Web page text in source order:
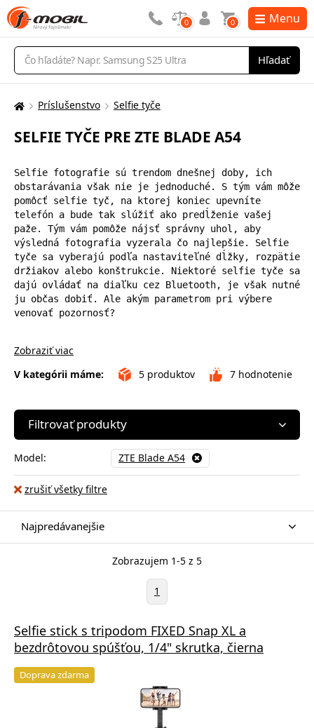
Vyhľadávanie
Hľadať
0 0 Menu
Tu
nachádzate:
Príslušenstvo Selfie tyče
SELFIE TYČE PRE ZTE BLADE A54
Selfie fotografie sú trendom dnešnej doby, ich
obstarávania však nie je jednoduché. S tým vám môže
pomôcť selfie tyč, na ktorej koniec upevníte
telefón a bude tak slúžiť ako predĺženie vašej
paže. Tým vám pomôže nájsť správny uhol, aby
výsledná fotografia vyzerala čo najlepšie. Selfie
tyče sa vyberajú podľa nastaviteľné dĺžky, rozpätie
držiakov alebo konštrukcie. Niektoré selfie tyče sa
dajú ovládať na diaľku cez Bluetooth, je však nutné
ju občas dobiť. Ale akým parametrom pri výbere
venovať pozornosť?
Zobraziť viac
V kategórii máme:
5 produktov 7 hodnotenie
Filtrovať produkty
Model: ZTE Blade A54
zrušiť všetky filtre
Najpredávanejšie
Zobrazujem 1-5 z 5
1
Selfie stick s tripodom FIXED Snap XL a
bezdrôtovou spúšťou, 1/4" skrutka, čierna
Doprava zdarma